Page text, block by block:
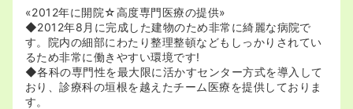
«2012年に開院☆高度専門医療の提供»
◆2012年8月に完成した建物のため非常に綺麗な病院で
す。院内の細部にわたり整理整頓などもしっかりされてい
るため非常に働きやすい環境です!
◆各科の専門性を最大限に活かすセンター方式を導入して
おり、診療科の垣根を越えたチーム医療を提供しておりま
す。